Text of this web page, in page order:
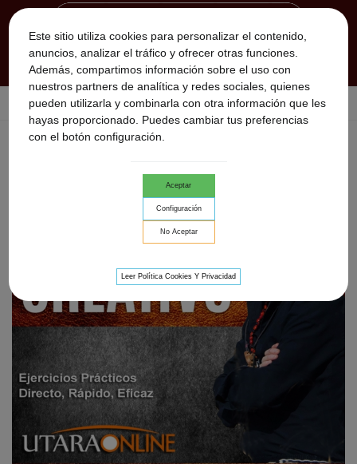
Este sitio utiliza cookies para personalizar el contenido,
anuncios, analizar el tráfico y ofrecer otras funciones.
Además, compartimos información sobre el uso con
nuestros partners de analítica y redes sociales, quienes
pueden utilizarla y combinarla con otra información que les
hayas proporcionado. Puedes cambiar tus preferencias
con el botón configuración.
Aceptar
Configuración
No Aceptar
Leer Política Cookies Y Privacidad
Inicio > SESIONES ON LINE > Tu Poder Creativo